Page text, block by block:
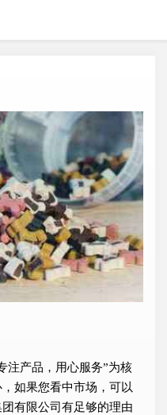
注产品，用心服务”为核
如果您看中市场，可以
有限公司有足够的理由